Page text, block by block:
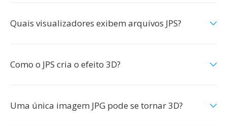
Quais visualizadores exibem arquivos JPS?
Como o JPS cria o efeito 3D?
Uma única imagem JPG pode se tornar 3D?